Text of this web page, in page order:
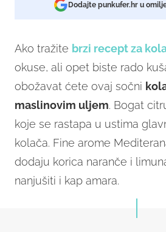
Dodajte punkufer.hr u
Ako tražite brzi recept za
okuse, ali opet biste rado
obožavat ćete ovaj sočni
maslinovim uljem. Bogat
koje se rastapa u ustima
kolača. Fine arome
dodaju korica naranče i
nanjušiti i kap amara.